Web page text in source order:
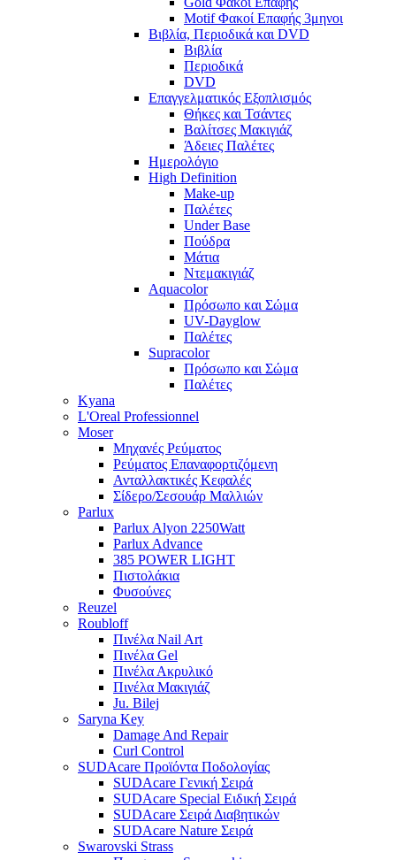
Motif Φακοί Επαφής 3μηνοι
Βιβλία, Περιοδικά και DVD
Βιβλία
Περιοδικά
DVD
Επαγγελματικός Εξοπλισμός
Θήκες και Τσάντες
Βαλίτσες Μακιγιάζ
Άδειες Παλέτες
Ημερολόγιο
High Definition
Make-up
Παλέτες
Under Base
Πούδρα
Μάτια
Ντεμακιγιάζ
Aquacolor
Πρόσωπο και Σώμα
UV-Dayglow
Παλέτες
Supracolor
Πρόσωπο και Σώμα
Παλέτες
Kyana
L'Oreal Professionnel
Moser
Μηχανές Ρεύματος
Ρεύματος Επαναφορτιζόμενη
Ανταλλακτικές Κεφαλές
Σίδερο/Σεσουάρ Μαλλιών
Parlux
Parlux Alyon 2250Watt
Parlux Advance
385 POWER LIGHT
Πιστολάκια
Φυσούνες
Reuzel
Roubloff
Πινέλα Nail Art
Πινέλα Gel
Πινέλα Ακρυλικό
Πινέλα Μακιγιάζ
Ju. Bilej
Saryna Key
Damage And Repair
Curl Control
SUDAcare Προϊόντα Ποδολογίας
SUDAcare Γενική Σειρά
SUDAcare Special Ειδική Σειρά
SUDAcare Σειρά Διαβητικών
SUDAcare Nature Σειρά
Swarovski Strass